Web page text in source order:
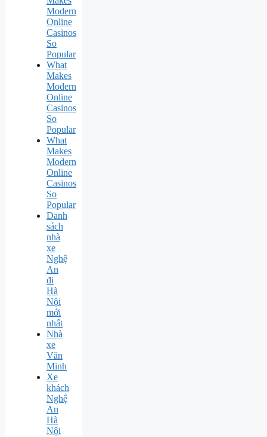
Modern
Online
Casinos
So
Popular
What
Makes
Modern
Online
Casinos
So
Popular
What
Makes
Modern
Online
Casinos
So
Popular
Danh
sách
nhà
xe
Nghệ
An
đi
Hà
Nội
mới
nhất
Nhà
xe
Văn
Minh
Xe
khách
Nghệ
An
Hà
Nội